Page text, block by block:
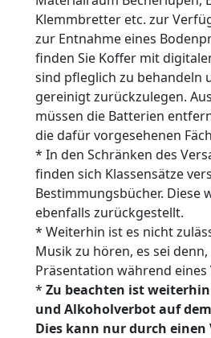
Klemmbretter etc. zur
zur Entnahme eines
finden Sie Koffer mit
sind pfleglich zu behandeln
gereinigt zurückzulegen.
müssen die Batterien
die dafür vorgesehenen
* In den Schränken des
finden sich Klassensätze
Bestimmungsbücher. Diese
ebenfalls zurückgestellt.
* Weiterhin ist es nicht
Musik zu hören, es sei
Präsentation während eines
* Zu beachten ist
und Alkoholverbot auf
Dies kann nur durch einen